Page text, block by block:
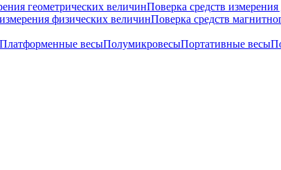
геометрических величинПоверка средств
физических величинПоверка средств
Платформенные весыПолумикровесыПортативные весы